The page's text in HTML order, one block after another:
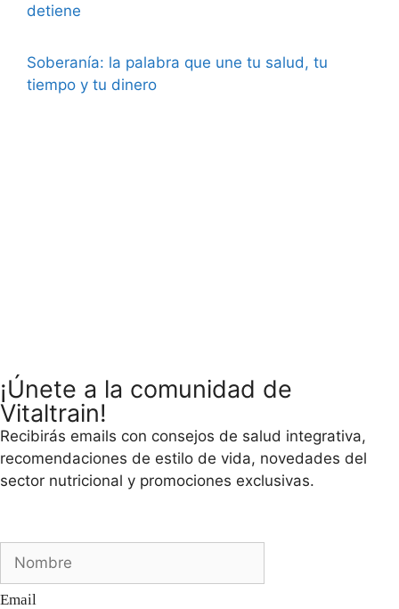
detiene
Soberanía: la palabra que une tu salud, tu
tiempo y tu dinero
¡Únete a la comunidad de
Vitaltrain!
Recibirás emails con consejos de salud integrativa,
recomendaciones de estilo de vida, novedades del
sector nutricional y promociones exclusivas.
Email